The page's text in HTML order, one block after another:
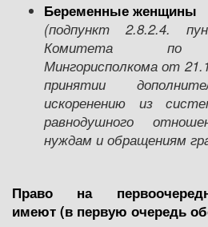
Беременные женщины
(подпункт 2.8.2.4.
Комитета по
Мингорисполкома от 21
принятии
искоренению из
равнодушного
нуждам и обращениям
Право на
имеют (в первую очередь